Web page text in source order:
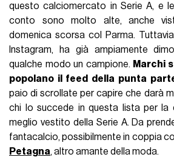
questo calciomercato in Serie A, e
conto sono molto alte, anche
domenica scorsa col Parma.
Instagram, ha già ampiamente
qualche modo un campione. Marchi
popolano il feed della punta
paio di scrollate per capire che darà
chi lo succede in questa lista per la
meglio vestito della Serie A. Da
fantacalcio, possibilmente in coppia
Petagna, altro amante della moda.